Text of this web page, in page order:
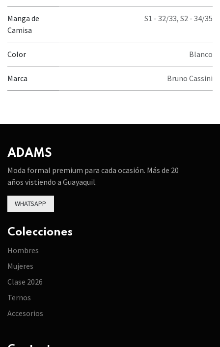
Manga de
Camisa
S1 - 32/33, S2 - 34/35
Color Blanco
Marca Bruno Cassini
ADAMS
Moda formal premium para cada ocasión. Más de 20
años vistiendo a Guayaquil.
WHATSAPP
Colecciones
Hombres
Mujeres
Clase 2026
Ternos
Accesorios